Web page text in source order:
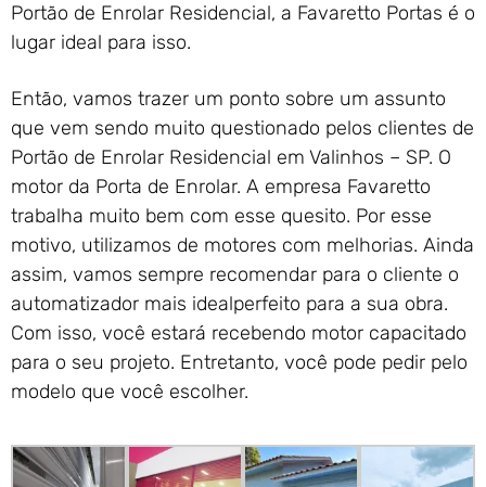
Portão de Enrolar Residencial, a Favaretto Portas é o
lugar ideal para isso.
Então, vamos trazer um ponto sobre um assunto
que vem sendo muito questionado pelos clientes de
Portão de Enrolar Residencial em Valinhos – SP. O
motor da Porta de Enrolar. A empresa Favaretto
trabalha muito bem com esse quesito. Por esse
motivo, utilizamos de motores com melhorias. Ainda
assim, vamos sempre recomendar para o cliente o
automatizador mais idealperfeito para a sua obra.
Com isso, você estará recebendo motor capacitado
para o seu projeto. Entretanto, você pode pedir pelo
modelo que você escolher.